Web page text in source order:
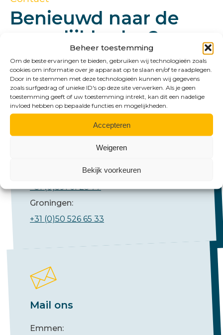
Beheer toestemming
Om de beste ervaringen te bieden, gebruiken wij technologieën zoals
cookies om informatie over je apparaat op te slaan en/of te raadplegen.
Door in te stemmen met deze technologieën kunnen wij gegevens
zoals surfgedrag of unieke ID's op deze site verwerken. Als je geen
toestemming geeft of uw toestemming intrekt, kan dit een nadelige
invloed hebben op bepaalde functies en mogelijkheden.
Accepteren
Weigeren
Bekijk voorkeuren
Benieuwd naar de
mogelijkheden?
+31 (0)591 61 23 77
Groningen:
+31 (0)50 526 65 33
Mail ons
Emmen: